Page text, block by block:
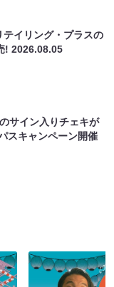
イリング・プラスの
!2026.08.05
サイン入りチェキが
スキャンペーン開催